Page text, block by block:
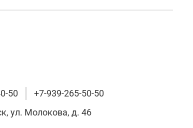
50
+7-939-265-50-50
ул. Молокова, д. 46